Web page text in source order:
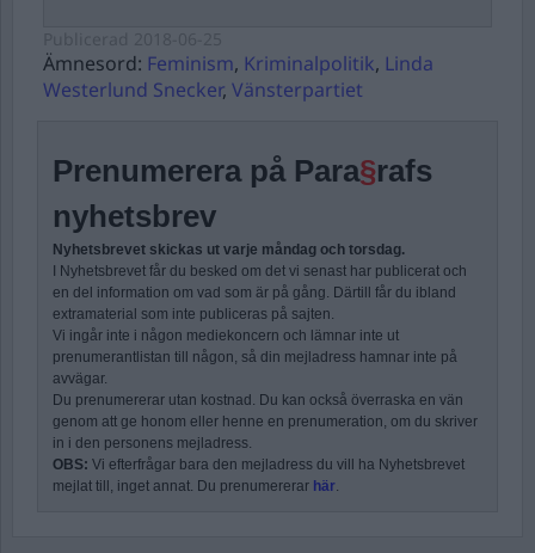
Ämnesord: Feminism, Kriminalpolitik, Linda
Westerlund Snecker, Vänsterpartiet
Prenumerera på Para§rafs
nyhetsbrev
Nyhetsbrevet skickas ut varje måndag och torsdag.
I Nyhetsbrevet får du besked om det vi senast har publicerat och
en del information om vad som är på gång. Därtill får du ibland
extramaterial som inte publiceras på sajten.
Vi ingår inte i någon mediekoncern och lämnar inte ut
prenumerantlistan till någon, så din mejladress hamnar inte på
avvägar.
Du prenumererar utan kostnad. Du kan också överraska en vän
genom att ge honom eller henne en prenumeration, om du skriver
in i den personens mejladress.
OBS: Vi efterfrågar bara den mejladress du vill ha Nyhetsbrevet
mejlat till, inget annat. Du prenumererar här